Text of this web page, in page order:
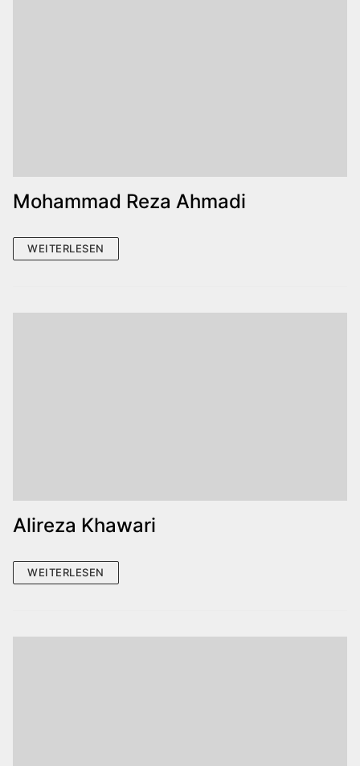
Mohammad Reza Ahmadi
WEITERLESEN
Alireza Khawari
WEITERLESEN